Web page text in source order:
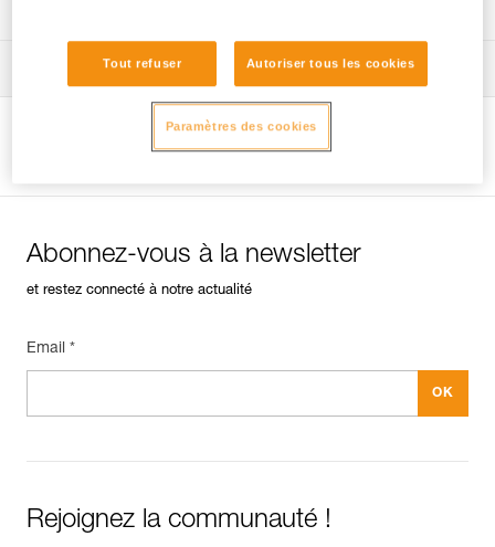
Technical Notice
Conseils pour l'entretien de vos équipements
entretien-longes-sangles-absorbeurs-FR
Abonnez-vous à la newsletter
et restez connecté à notre actualité
Email *
Rejoignez la communauté !
Tout refuser Autoriser tous les cookies
Paramètres des cookies